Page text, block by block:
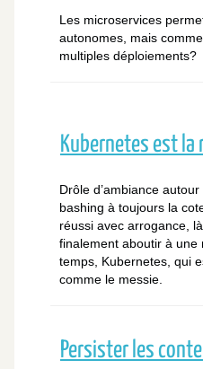
Les microservices
autonomes, mais
multiples déploiements?
Kubernetes est la
Drôle d’ambiance
bashing à toujours la
réussi avec arrogance,
finalement aboutir à une
temps, Kubernetes, qui
comme le messie.
Persister les